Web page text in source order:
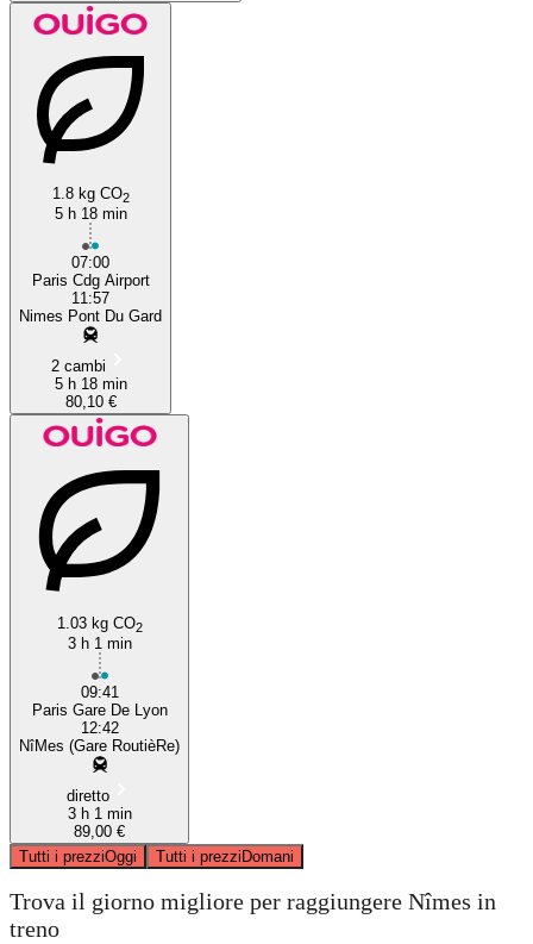
1.8 kg CO2
5 h 18 min
07:00
Paris Cdg Airport
11:57
Nimes Pont Du Gard
2 cambi
5 h 18 min
80,10 €
1.03 kg CO2
3 h 1 min
09:41
Paris Gare De Lyon
12:42
NîMes (Gare RoutièRe)
diretto
3 h 1 min
89,00 €
Tutti i prezziOggi Tutti i prezziDomani
Trova il giorno migliore per raggiungere Nîmes in
treno